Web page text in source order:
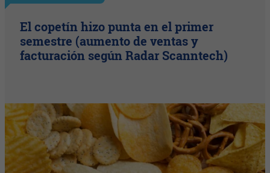
El copetín hizo punta en el primer
semestre (aumento de ventas y
facturación según Radar Scanntech)